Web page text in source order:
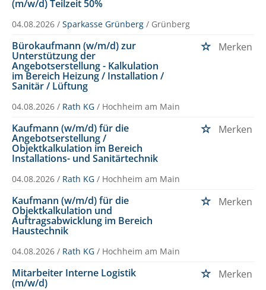
(m/w/d) Teilzeit 50%
04.08.2026 / Sparkasse Grünberg / Grünberg
Bürokaufmann (w/m/d) zur
Unterstützung der
Angebotserstellung - Kalkulation
im Bereich Heizung / Installation /
Sanitär / Lüftung
Merken
04.08.2026 / Rath KG / Hochheim am Main
Kaufmann (w/m/d) für die
Angebotserstellung /
Objektkalkulation im Bereich
Installations- und Sanitärtechnik
Merken
04.08.2026 / Rath KG / Hochheim am Main
Kaufmann (w/m/d) für die
Objektkalkulation und
Auftragsabwicklung im Bereich
Haustechnik
Merken
04.08.2026 / Rath KG / Hochheim am Main
Mitarbeiter Interne Logistik
(m/w/d)
Merken